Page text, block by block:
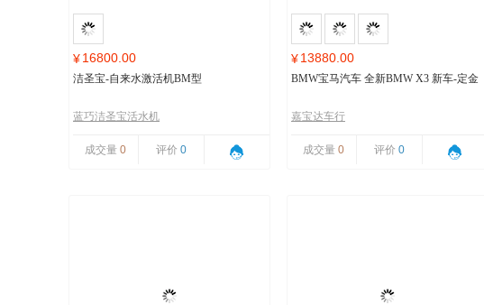
¥16800.00
洁圣宝-自来水激活机BM型
蓝巧洁圣宝活水机
成交量 0 评价 0
¥13880.00
BMW宝马汽车 全新BMW X3 新车-定金
嘉宝达车行
成交量 0 评价 0